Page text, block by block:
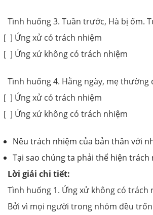
Tình huống 3. Tuần trước, Hà bị ốm.
[ ] Ứng xử có trách nhiệm
[ ] Ứng xử không có trách nhiệm
Tình huống 4. Hằng ngày, mẹ
[ ] Ứng xử có trách nhiệm
[ ] Ứng xử không có trách nhiệm
Nêu trách nhiệm của bản thân với
Tại sao chúng ta phải thể hiện
Lời giải chi tiết:
Tình huống 1. Ứng xử không có trách
Bởi vì mọi người trong nhóm đều